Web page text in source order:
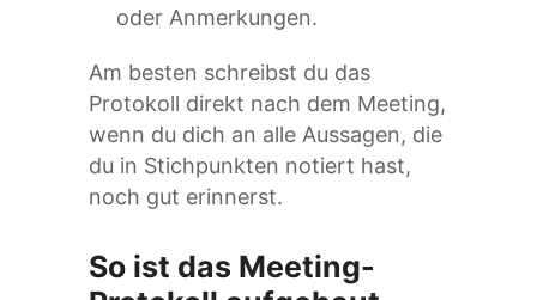
oder Anmerkungen.
Am besten schreibst du das
Protokoll direkt nach dem Meeting,
wenn du dich an alle Aussagen, die
du in Stichpunkten notiert hast,
noch gut erinnerst.
So ist das Meeting-